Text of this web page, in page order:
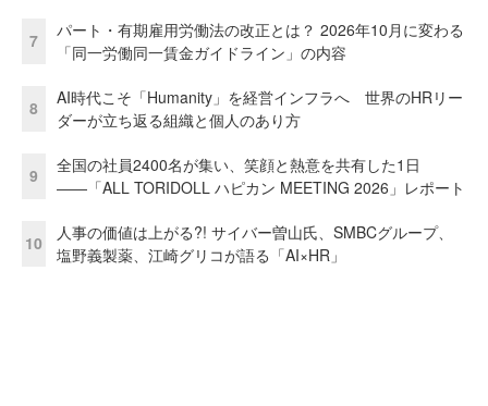
7
パート・有期雇用労働法の改正とは？ 2026年10月に変わる
「同一労働同一賃金ガイドライン」の内容
8
AI時代こそ「Humanity」を経営インフラへ 世界のHRリー
ダーが立ち返る組織と個人のあり方
9
全国の社員2400名が集い、笑顔と熱意を共有した1日
――「ALL TORIDOLL ハピカン MEETING 2026」レポート
10
人事の価値は上がる?! サイバー曽山氏、SMBCグループ、
塩野義製薬、江崎グリコが語る「AI×HR」